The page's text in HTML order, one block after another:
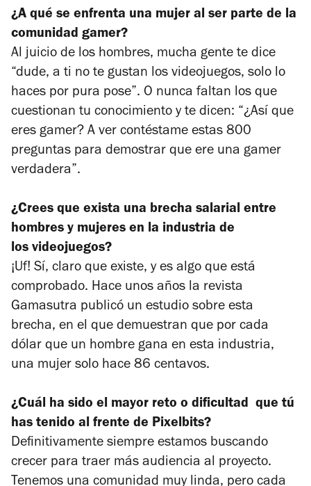
¿A qué se enfrenta una mujer al ser parte de la
comunidad gamer?
Al juicio de los hombres, mucha gente te dice
“dude, a ti no te gustan los videojuegos, solo lo
haces por pura pose”. O nunca faltan los que
cuestionan tu conocimiento y te dicen: “¿Así que
eres gamer? A ver contéstame estas 800
preguntas para demostrar que ere una gamer
verdadera”.
¿Crees que exista una brecha salarial entre
hombres y mujeres en la industria de
los videojuegos?
¡Uf! Sí, claro que existe, y es algo que está
comprobado. Hace unos años la revista
Gamasutra publicó un estudio sobre esta
brecha, en el que demuestran que por cada
dólar que un hombre gana en esta industria,
una mujer solo hace 86 centavos.
¿Cuál ha sido el mayor reto o dificultad que tú
has tenido al frente de Pixelbits?
Definitivamente siempre estamos buscando
crecer para traer más audiencia al proyecto.
Tenemos una comunidad muy linda, pero cada